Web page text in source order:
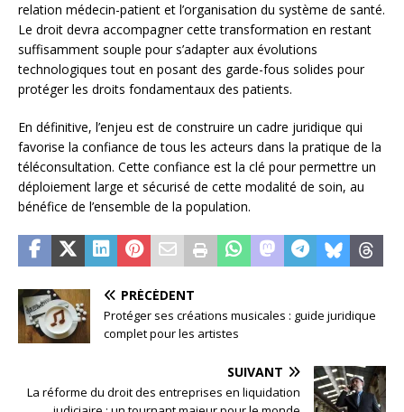
relation médecin-patient et l’organisation du système de santé.
Le droit devra accompagner cette transformation en restant
suffisamment souple pour s’adapter aux évolutions
technologiques tout en posant des garde-fous solides pour
protéger les droits fondamentaux des patients.
En définitive, l’enjeu est de construire un cadre juridique qui
favorise la confiance de tous les acteurs dans la pratique de la
téléconsultation. Cette confiance est la clé pour permettre un
déploiement large et sécurisé de cette modalité de soin, au
bénéfice de l’ensemble de la population.
PRÉCÉDENT
Protéger ses créations musicales : guide juridique
complet pour les artistes
SUIVANT
La réforme du droit des entreprises en liquidation